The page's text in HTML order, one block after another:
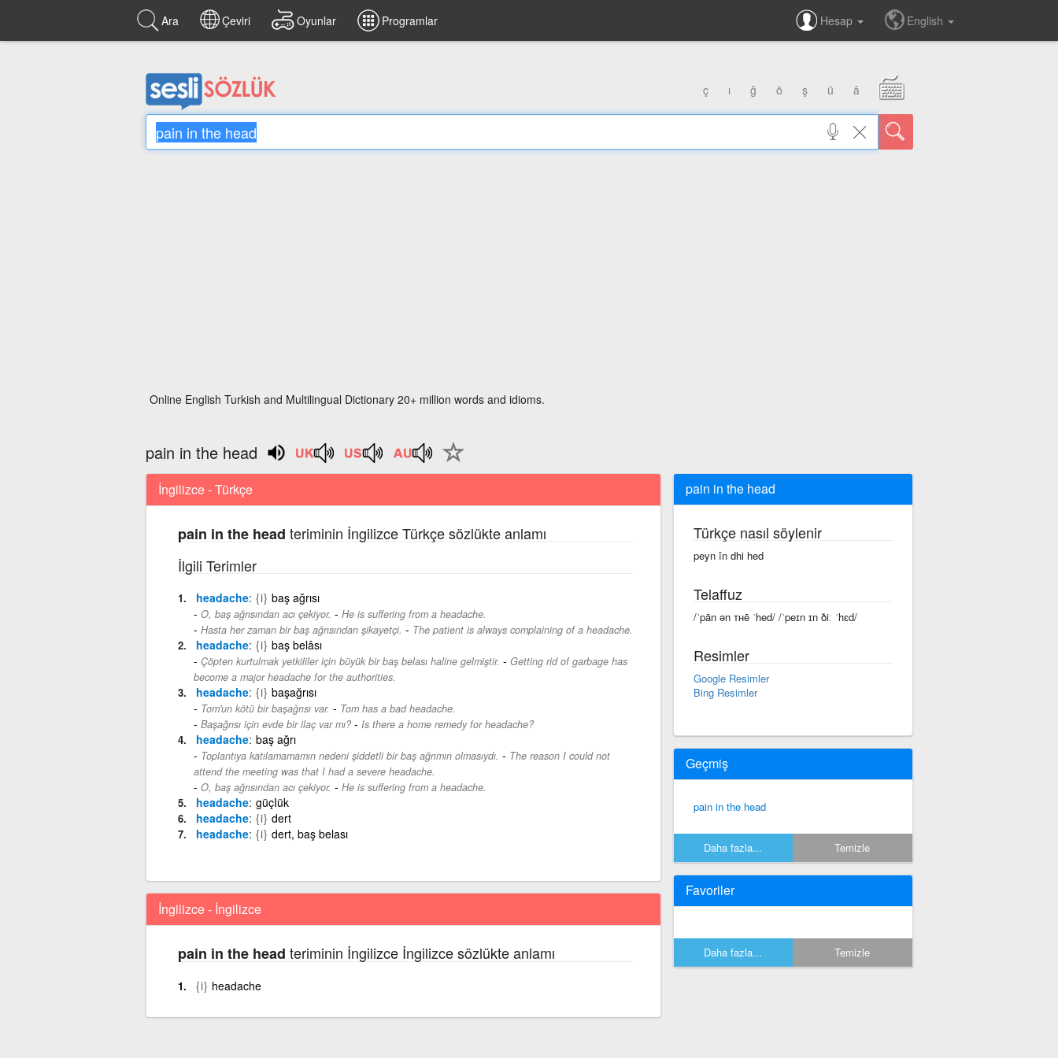
Ara Çeviri Oyunlar Programlar Hesap English
ç ı ğ ö ş ü â
Online English Turkish and Multilingual Dictionary 20+ million words and idioms.
pain in the head
İngilizce - Türkçe
pain in the head teriminin İngilizce Türkçe sözlükte anlamı
İlgili Terimler
headache {i} baş ağrısı
O, baş ağrısından acı çekiyor. - He is suffering from a headache.
Hasta her zaman bir baş ağrısından şikayetçi. - The patient is always complaining of a headache.
headache {i} baş belâsı
Çöpten kurtulmak yetkililer için büyük bir baş belası haline gelmiştir. - Getting rid of garbage has
become a major headache for the authorities.
headache {i} başağrısı
Tom'un kötü bir başağrısı var. - Tom has a bad headache.
Başağrısı için evde bir ilaç var mı?- Is there a home remedy for headache?
headache baş ağrı
Toplantıya katılamamamın nedeni şiddetli bir baş ağrımın olmasıydı. - The reason I could not
attend the meeting was that I had a severe headache.
O, baş ağrısından acı çekiyor. - He is suffering from a headache.
headache güçIük
headache {i} dert
headache {i} dert, baş belası
İngilizce - İngilizce
pain in the head teriminin İngilizce İngilizce sözlükte anlamı
{i} headache
pain in the head
Türkçe nasıl söylenir
peyn în dhi hed
Telaffuz
/ˈpān ən ᴛʜē ˈhed/ /ˈpeɪn ɪn ðiː ˈhɛd/
Resimler
Google Resimler
Bing Resimler
Geçmiş
pain in the head
Daha fazla... Temizle
Favoriler
Daha fazla... Temizle